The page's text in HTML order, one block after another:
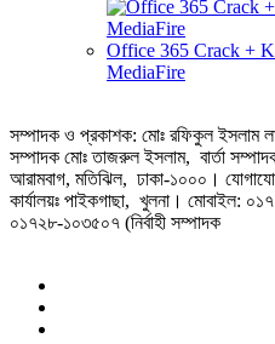
Office 365 Crack +
MediaFire
সম্পাদক ও প্রকাশক: মোঃ রফিকুল ইসলাম
সম্পাদক মোঃ তাজরুল‌‌ ইসলাম, বার্তা
আরামবাগ, মতিঝিল, ঢাকা-১০০০।
কার্যালয়ঃ পাইকগাছা, খুলনা। মোবাইল:
০১৭২৮-১০৩৫০৭ (নির্বাহী সম্পাদক